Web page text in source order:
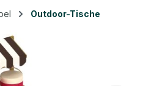
Outdoor-Tische